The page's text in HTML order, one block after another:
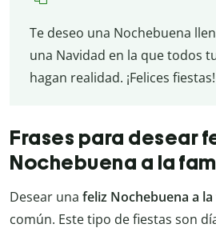
Te deseo una Nochebuena
una Navidad en la que todos
hagan realidad. ¡Felices fiestas!
Frases para desear
Nochebuena a la
Desear una feliz Nochebuena a
común. Este tipo de fiestas son